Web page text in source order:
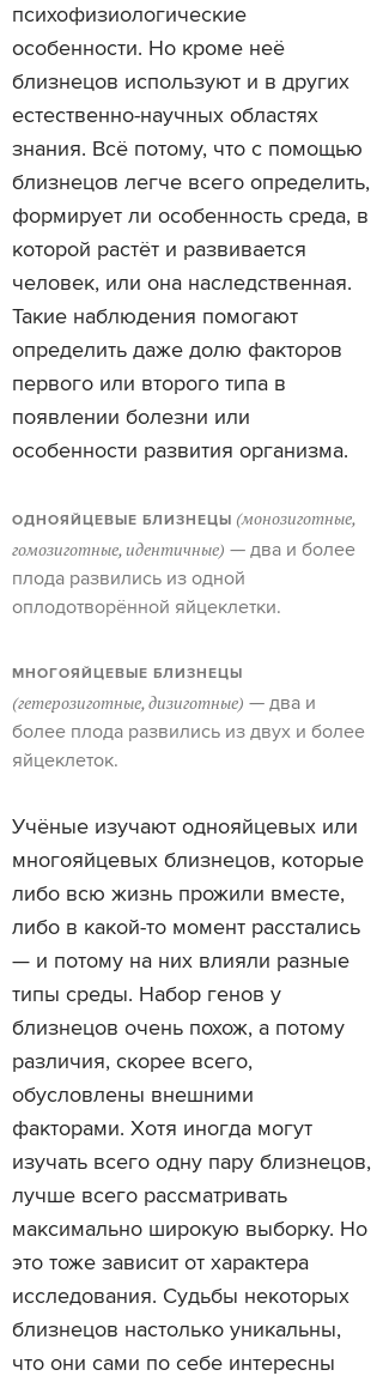
психофизиологические
особенности. Но кроме неё
близнецов используют и в других
естественно-научных областях
знания. Всё потому, что с помощью
близнецов легче всего определить,
формирует ли особенность среда, в
которой растёт и развивается
человек, или она наследственная.
Такие наблюдения помогают
определить даже долю факторов
первого или второго типа в
появлении болезни или
особенности развития организма.
ОДНОЯЙЦЕВЫЕ БЛИЗНЕЦЫ (монозиготные,
гомозиготные, идентичные) — два и более
плода развились из одной
оплодотворённой яйцеклетки.
МНОГОЯЙЦЕВЫЕ БЛИЗНЕЦЫ
(гетерозиготные, дизиготные) — два и
более плода развились из двух и более
яйцеклеток.
Учёные изучают однояйцевых или
многояйцевых близнецов, которые
либо всю жизнь прожили вместе,
либо в какой-то момент расстались
— и потому на них влияли разные
типы среды. Набор генов у
близнецов очень похож, а потому
различия, скорее всего,
обусловлены внешними
факторами. Хотя иногда могут
изучать всего одну пару близнецов,
лучше всего рассматривать
максимально широкую выборку. Но
это тоже зависит от характера
исследования. Судьбы некоторых
близнецов настолько уникальны,
что они сами по себе интересны